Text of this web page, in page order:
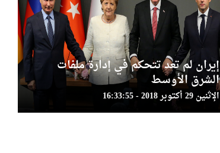
إيران لم تعد تتحكم في إدارة ملفات
الشرق الأوسط
الإثنين 29 أكتوبر 2018 - 16:33:55